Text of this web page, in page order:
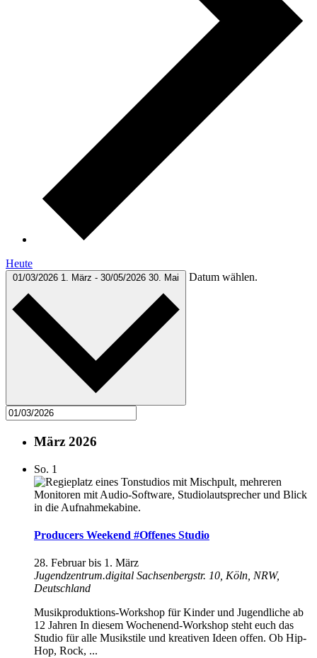
Heute
01/03/2026 1. März - 30/05/2026 30. Mai Datum wählen.
März 2026
So. 1
Producers Weekend #Offenes Studio
28. Februarbis 1. März
Jugendzentrum.digital Sachsenbergstr. 10, Köln, NRW,
Deutschland
Musikproduktions-Workshop für Kinder und Jugendliche ab
12 Jahren In diesem Wochenend-Workshop steht euch das
Studio für alle Musikstile und kreativen Ideen offen. Ob Hip-
Hop, Rock, ...